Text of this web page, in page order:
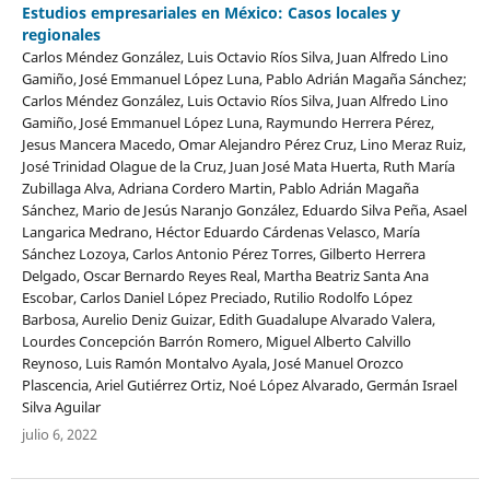
Estudios empresariales en México: Casos locales y
regionales
Carlos Méndez González, Luis Octavio Ríos Silva, Juan Alfredo Lino
Gamiño, José Emmanuel López Luna, Pablo Adrián Magaña Sánchez;
Carlos Méndez González, Luis Octavio Ríos Silva, Juan Alfredo Lino
Gamiño, José Emmanuel López Luna, Raymundo Herrera Pérez,
Jesus Mancera Macedo, Omar Alejandro Pérez Cruz, Lino Meraz Ruiz,
José Trinidad Olague de la Cruz, Juan José Mata Huerta, Ruth María
Zubillaga Alva, Adriana Cordero Martin, Pablo Adrián Magaña
Sánchez, Mario de Jesús Naranjo González, Eduardo Silva Peña, Asael
Langarica Medrano, Héctor Eduardo Cárdenas Velasco, María
Sánchez Lozoya, Carlos Antonio Pérez Torres, Gilberto Herrera
Delgado, Oscar Bernardo Reyes Real, Martha Beatriz Santa Ana
Escobar, Carlos Daniel López Preciado, Rutilio Rodolfo López
Barbosa, Aurelio Deniz Guizar, Edith Guadalupe Alvarado Valera,
Lourdes Concepción Barrón Romero, Miguel Alberto Calvillo
Reynoso, Luis Ramón Montalvo Ayala, José Manuel Orozco
Plascencia, Ariel Gutiérrez Ortiz, Noé López Alvarado, Germán Israel
Silva Aguilar
julio 6, 2022